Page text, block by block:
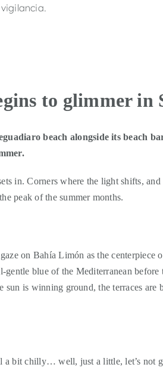
to glimmer in
beach alongside its beach
in. Corners where the light shifts,
peak of the summer months.
on Bahía Limón as the centerpiece
blue of the Mediterranean before
is winning ground, the terraces are
a bit chilly… well, just a little, let’s not